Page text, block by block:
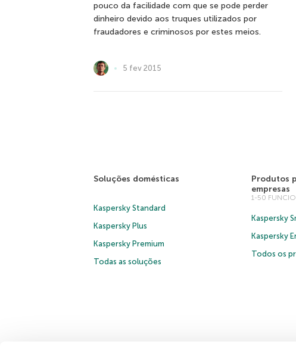
pouco da facilidade com que se pode perder
dinheiro devido aos truques utilizados por
fraudadores e criminosos por estes meios.
5 fev 2015
Soluções domésticas
Kaspersky Standard
Kaspersky Plus
Kaspersky Premium
Todas as soluções
Produtos
empresas
1-50
Kaspersky
Kaspersky
Todos os